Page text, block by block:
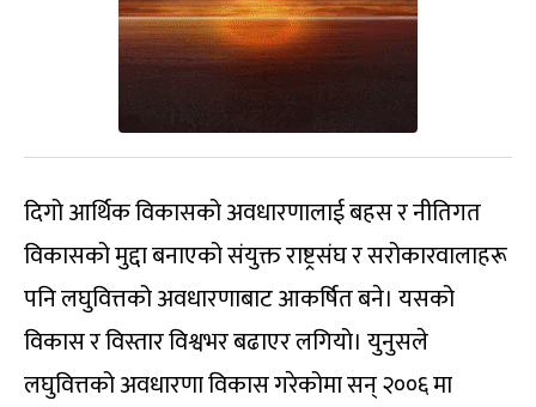
दिगो आर्थिक विकासको अवधारणालाई बहस र नीतिगत
विकासको मुद्दा बनाएको संयुक्त राष्ट्रसंघ र सरोकारवालाहरू
पनि लघुवित्तको अवधारणाबाट आकर्षित बने। यसको
विकास र विस्तार विश्वभर बढाएर लगियो। युनुसले
लघुवित्तको अवधारणा विकास गरेकोमा सन् २००६ मा